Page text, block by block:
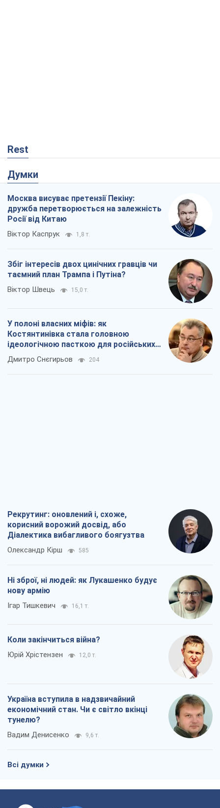
Rest
Думки
Москва висуває претензії Пекіну:
дружба перетворюється на залежність
Росії від Китаю
Віктор Каспрук 1,8 т.
Збіг інтересів двох цинічних гравців чи
таємний план Трампа і Путіна?
Віктор Швець 15,0 т.
У полоні власних міфів: як
Костянтинівка стала головною
ідеологічною пасткою для російських
окупантів
Дмитро Снєгирьов 204
Рекрутинг: оновлений і, схоже,
корисний ворожий досвід, або
Діалектика вибагливого боягузтва
Олександр Кірш 585
Ні зброї, ні людей: як Лукашенко будує
нову армію
Ігар Тишкевич 16,1 т.
Коли закінчиться війна?
Юрій Хрістензен 12,0 т.
Україна вступила в надзвичайний
економічний стан. Чи є світло вкінці
тунелю?
Вадим Денисенко 9,6 т.
Всі думки